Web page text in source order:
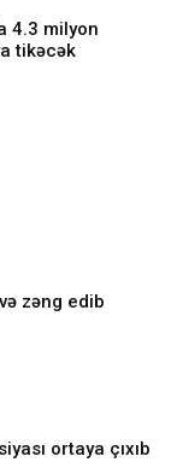
4.3 milyon
tikəcək
zəng edib
ortaya çıxıb